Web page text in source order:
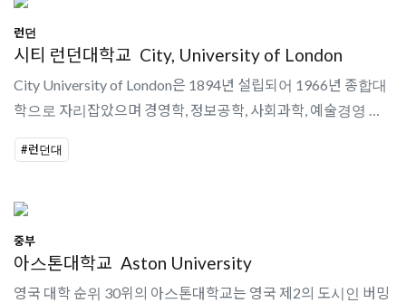
런던
시티 런던대학교 City, University of London
City University of London은 1894년 설립되어 1966년 종합대
학으로 자리잡았으며 경영학, 정보공학, 사회과학, 예술경영 분야
에서 강세를 나타내고 있다.
#런던대
중부
아스톤대학교 Aston University
영국 대학 순위 30위의 아스톤대학교는 영국 제2의 도시인 버밍